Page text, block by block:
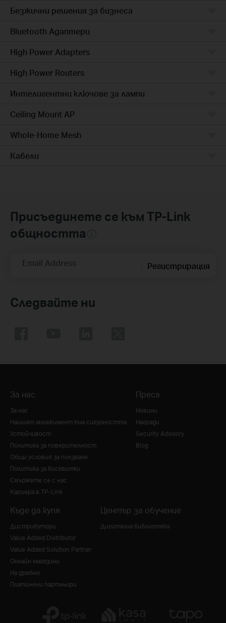
Безжични решения за бизнеса
Bluetooth Адаптери
High Power Adapters
High Power Routers
Интелигентни ключове за лампи
Ceiling Mount AP
Whole-Home Mesh
Кабели
Присъединете се към TP-Link
общността
Email Address Регистрирация
Следвайте ни
За нас
За нас
Нашият ангажимент към сигурността
Устойчивост
Политика за поверителност
Общи условия за ползване
Политика за бисквитки
Свържете се с нас
Кариера в TP-Link
Преса
Новини
Награди
Security Advisory
Blog
Къде да купя
Дистрибутори
Value Added Distributor
Value Added Solution Partner
Онлайн магазини
На дребно
Платинени партньори
Център за обучение
Дигитална библиотека